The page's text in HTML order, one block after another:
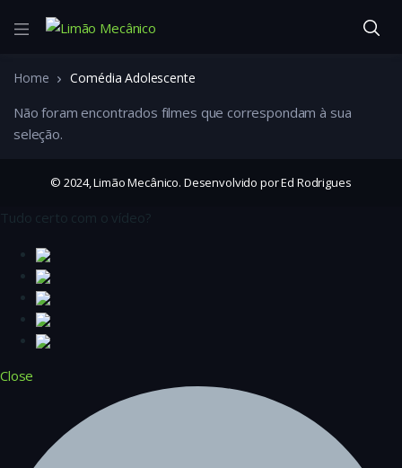
Home Comédia Adolescente
Não foram encontrados filmes que correspondam à sua
seleção.
© 2024, Limão Mecânico. Desenvolvido por Ed Rodrigues
Tudo certo com o vídeo?
Close